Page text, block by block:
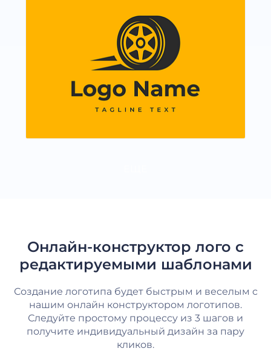
Онлайн-конструктор лого с
редактируемыми шаблонами
Создание логотипа будет быстрым и веселым с
нашим онлайн конструктором логотипов.
Следуйте простому процессу из 3 шагов и
получите индивидуальный дизайн за пару
кликов.